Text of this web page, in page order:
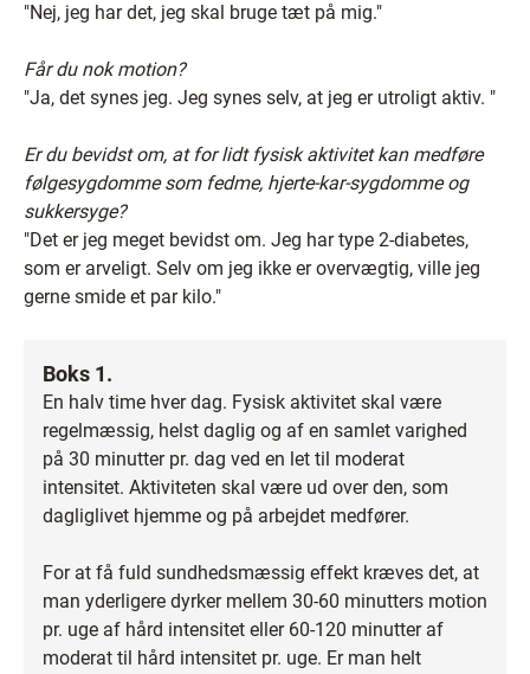
"Nej, jeg har det, jeg skal bruge tæt på mig."
Får du nok motion?
"Ja, det synes jeg. Jeg synes selv, at jeg er utroligt aktiv. "
Er du bevidst om, at for lidt fysisk aktivitet kan medføre
følgesygdomme som fedme, hjerte-kar-sygdomme og
sukkersyge?
"Det er jeg meget bevidst om. Jeg har type 2-diabetes,
som er arveligt. Selv om jeg ikke er overvægtig, ville jeg
gerne smide et par kilo."
Boks 1.
En halv time hver dag. Fysisk aktivitet skal være
regelmæssig, helst daglig og af en samlet varighed
på 30 minutter pr. dag ved en let til moderat
intensitet. Aktiviteten skal være ud over den, som
dagliglivet hjemme og på arbejdet medfører.
For at få fuld sundhedsmæssig effekt kræves det, at
man yderligere dyrker mellem 30-60 minutters motion
pr. uge af hård intensitet eller 60-120 minutter af
moderat til hård intensitet pr. uge. Er man helt